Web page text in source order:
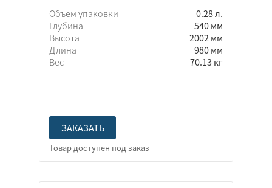
Объем упаковки
0.28 л.
Глубина
540 мм
Высота
2002 мм
Длина
980 мм
Вес
70.13 кг
ЗАКАЗАТЬ